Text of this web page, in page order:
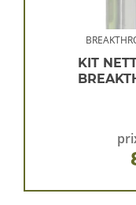
KIT